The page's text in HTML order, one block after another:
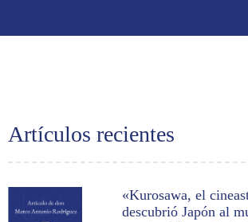
Artículos recientes
«Kurosawa, el
descubrió Japón al